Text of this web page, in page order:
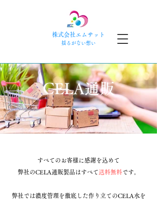
株式会社エムサット
​揺るがない想い
CELA通販
すべてのお客様に感謝を込めて
弊社のCELA通販製品はすべて送料無料です。
弊社では濃度管理を徹底した作り立てのCELA水を